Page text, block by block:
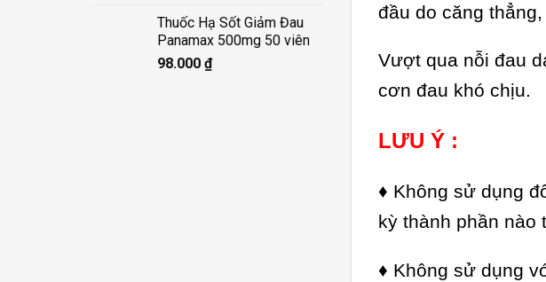
Thuốc Hạ Sốt Giảm Đau
Panamax 500mg 50 viên
98.000 ₫
đầu do căng
Vượt qua nỗi đau
cơn đau khó chịu.
LƯU Ý :
♦ Không sử dụng
kỳ thành phần nào
♦ Không sử dụng